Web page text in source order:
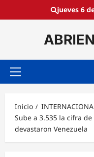
jueves 6
Menú
Inicio
Sube a 3.535 la cifra
devastaron Venezuela